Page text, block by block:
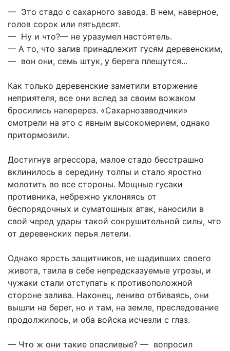
— Это стадо с сахарного завода. В нем, наверное,
голов сорок или пятьдесят.
— Ну и что?— не уразумел настоятель.
— А то, что залив принадлежит гусям деревенским,
— вон они, семь штук, у берега плещутся...
Как только деревенские заметили вторжение
неприятеля, все они вслед за своим вожаком
бросились наперерез. «Сахарнозаводчики»
смотрели на это с явным высокомерием, однако
притормозили.
Достигнув агрессора, малое стадо бесстрашно
вклинилось в середину толпы и стало яростно
молотить во все стороны. Мощные гусаки
противника, небрежно уклоняясь от
беспорядочных и суматошных атак, наносили в
свой черед удары такой сокрушительной силы, что
от деревенских перья летели.
Однако ярость защитников, не щадивших своего
живота, таила в себе непредсказуемые угрозы, и
чужаки стали отступать к противоположной
стороне залива. Наконец, лениво отбиваясь, они
вышли на берег, но и там, на земле, преследование
продолжилось, и оба войска исчезли с глаз.
— Что ж они такие опасливые? — вопросил